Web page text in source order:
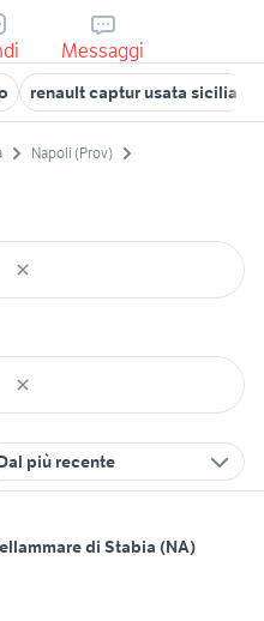
Messaggi
renault captur usata sicilia
Napoli (Prov)
più recente
di Stabia (NA)